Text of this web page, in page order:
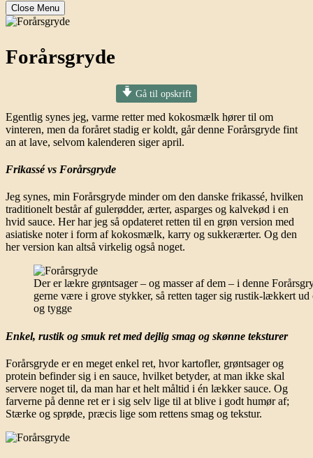
Close Menu
Forårsgryde
Gå til opskrift
Egentlig synes jeg, varme retter med kokosmælk hører til om
vinteren, men da foråret stadig er koldt, går denne Forårsgryde fint
an at lave, selvom kalenderen siger april.
Frikassé vs Forårsgryde
Jeg synes, min Forårsgryde minder om den danske frikassé, hvilken
traditionelt består af gulerødder, ærter, asparges og kalvekød i en
hvid sauce. Her har jeg så opdateret retten til en grøn version med
asiatiske noter i form af kokosmælk, karry og sukkerærter. Og den
her version kan altså virkelig også noget.
Der er lækre grøntsager – og masser af dem – i denne
gerne være i grove stykker, så retten tager sig rustik-lækkert
og tygge
Enkel, rustik og smuk ret med dejlig smag og skønne teksturer
Forårsgryde er en meget enkel ret, hvor kartofler, grøntsager og
protein befinder sig i en sauce, hvilket betyder, at man ikke skal
servere noget til, da man har et helt måltid i én lækker sauce. Og
farverne på denne ret er i sig selv lige til at blive i godt humør af;
Stærke og sprøde, præcis lige som rettens smag og tekstur.